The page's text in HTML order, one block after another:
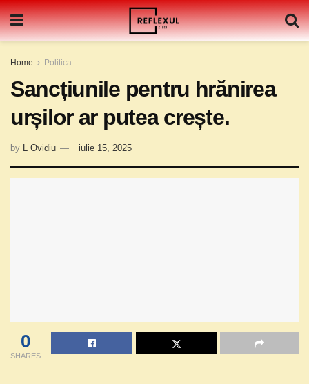
Home Politica
Sancțiunile pentru hrănirea
urșilor ar putea crește.
by L Ovidiu iulie 15, 2025
0
SHARES